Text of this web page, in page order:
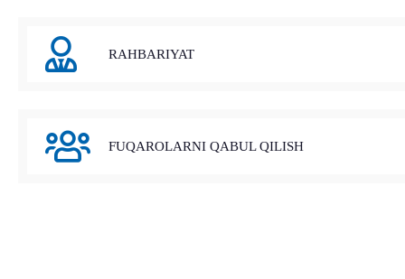
RAHBARIYAT
FUQAROLARNI QABUL QILISH